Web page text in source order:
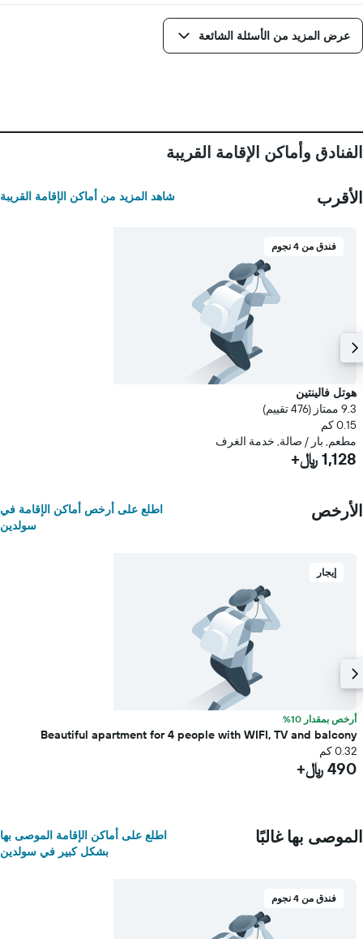
عرض المزيد من الأسئلة الشائعة
الفنادق وأماكن الإقامة القريبة
الأقرب شاهد المزيد من أماكن الإقامة القريبة
فندق من 4 نجوم
هوتل فالينتين
9.3 ممتاز (476 تقييم)
0.15 كم
مطعم, بار / صالة, خدمة الغرف
1,128 ﷼+
الأرخص
اطلع على أرخص أماكن الإقامة في
سولدين
إيجار
أرخص بمقدار 10%
Beautiful apartment for 4 people with WIFI, TV and balcony
0.32 كم
490 ﷼+
الموصى بها غالبًا
اطلع على أماكن الإقامة الموصى بها
بشكل كبير في سولدين
فندق من 4 نجوم